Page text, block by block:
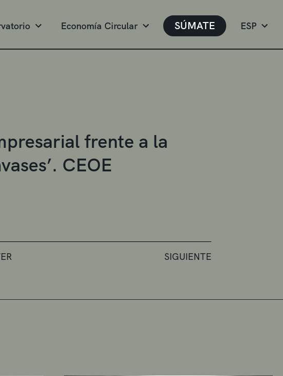
Economía Circular SÚMATE ESP
frente a la
CEOE
SIGUIENTE